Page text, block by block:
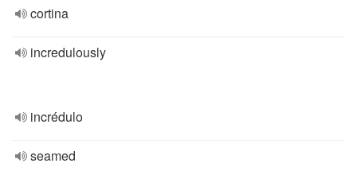
cortina
incredulously
incrédulo
seamed